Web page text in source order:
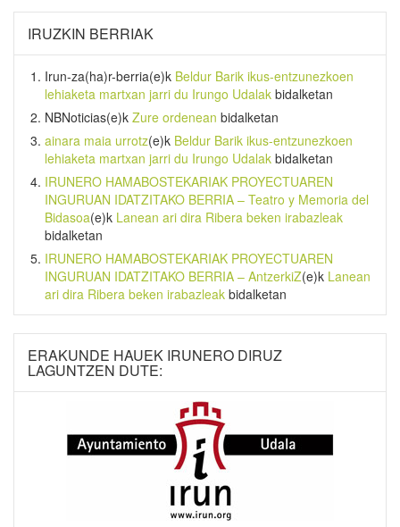
IRUZKIN BERRIAK
Irun-za(ha)r-berria(e)k Beldur Barik ikus-entzunezkoen
lehiaketa martxan jarri du Irungo Udalak bidalketan
NBNoticias(e)k Zure ordenean bidalketan
ainara maia urrotz(e)k Beldur Barik ikus-entzunezkoen
lehiaketa martxan jarri du Irungo Udalak bidalketan
IRUNERO HAMABOSTEKARIAK PROYECTUAREN
INGURUAN IDATZITAKO BERRIA – Teatro y Memoria del
Bidasoa(e)k Lanean ari dira Ribera beken irabazleak
bidalketan
IRUNERO HAMABOSTEKARIAK PROYECTUAREN
INGURUAN IDATZITAKO BERRIA – AntzerkiZ(e)k Lanean
ari dira Ribera beken irabazleak bidalketan
ERAKUNDE HAUEK IRUNERO DIRUZ
LAGUNTZEN DUTE: